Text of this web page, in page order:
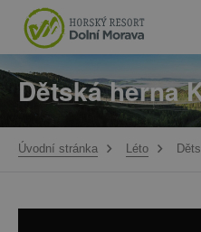
Dětská herna
Úvodní stránka Léto